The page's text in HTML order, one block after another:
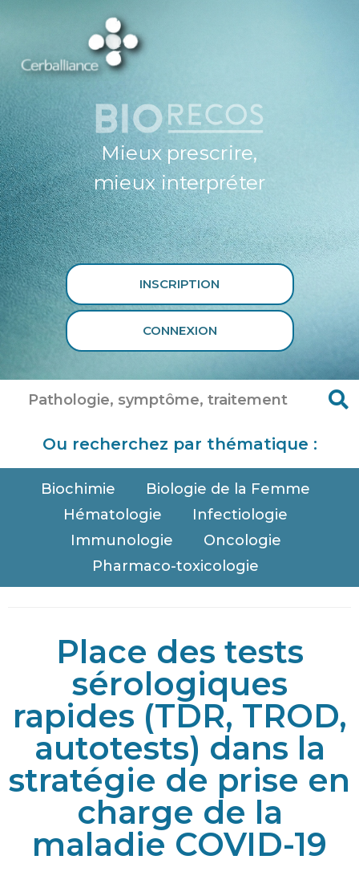
Mieux prescrire,
mieux interpréter
INSCRIPTION
CONNEXION
Ou recherchez par thématique :
Biochimie
Biologie de la Femme
Hématologie
Infectiologie
Immunologie
Oncologie
Pharmaco-toxicologie
Place des tests
sérologiques
rapides (TDR, TROD,
autotests) dans la
stratégie de prise en
charge de la
maladie COVID-19